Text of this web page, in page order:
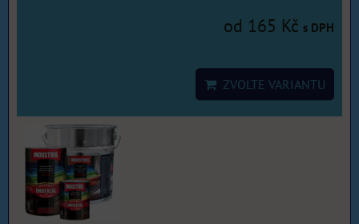
od 165 Kč s DPH
ZVOLTE VARIANTU